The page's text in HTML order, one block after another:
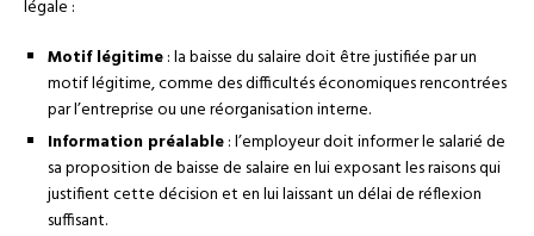
légale :
Motif légitime: la baisse du salaire doit être justifiée par un
motif légitime, comme des difficultés économiques rencontrées
par l’entreprise ou une réorganisation interne.
Information préalable: l’employeur doit informer le salarié de
sa proposition de baisse de salaire en lui exposant les raisons qui
justifient cette décision et en lui laissant un délai de réflexion
suffisant.